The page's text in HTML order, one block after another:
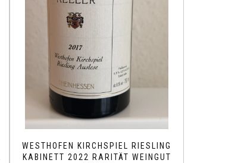
WESTHOFEN KIRCHSPIEL RIESLING
KABINETT 2022 RARITÄT WEINGUT